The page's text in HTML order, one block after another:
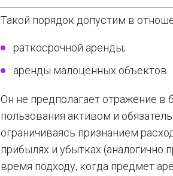
Такой порядок допустим в
раткосрочной аренды;
аренды малоценных объектов.
Он не предполагает отражение в
пользования активом и
ограничиваясь признанием
прибылях и убытках
время подходу, когда предмет